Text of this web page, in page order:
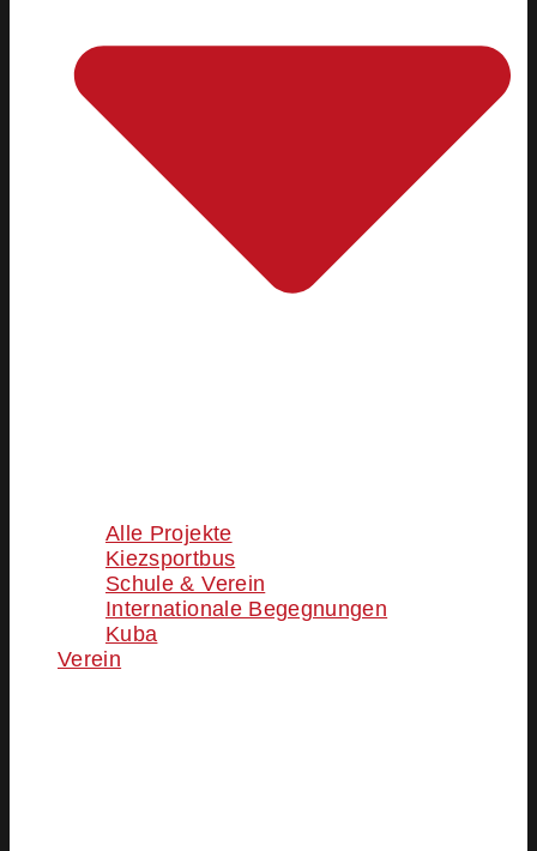
Alle Projekte
Kiezsportbus
Schule & Verein
Internationale Begegnungen
Kuba
Verein